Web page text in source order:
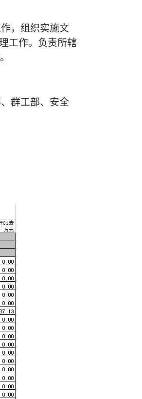
，组织实施文
工作。负责所辖
群工部、安全